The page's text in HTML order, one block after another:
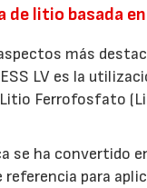
de litio basada en
más
LV es la
Ferrofosfato
se ha convertido
referencia para